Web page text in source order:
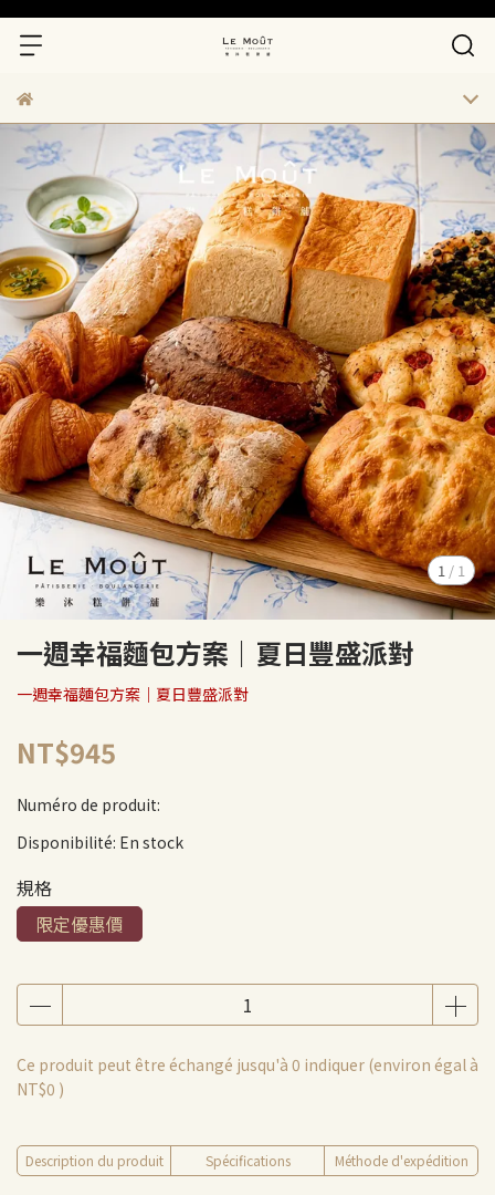
1 / 1
一週幸福麵包方案｜夏日豐盛派對
一週幸福麵包方案｜夏日豐盛派對
NT$945
Numéro de produit:
Disponibilité: En stock
規格
限定優惠價
Ce produit peut être échangé jusqu'à 0 indiquer (environ égal à
NT$0 )
Description du produit Spécifications Méthode d'expédition